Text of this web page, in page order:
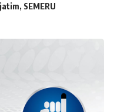
, SEMERU